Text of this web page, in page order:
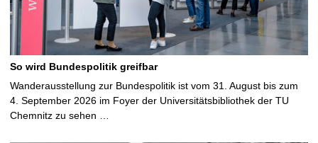
So wird Bundespolitik greifbar
Wanderausstellung zur Bundespolitik ist vom 31. August bis zum
4. September 2026 im Foyer der Universitätsbibliothek der TU
Chemnitz zu sehen …